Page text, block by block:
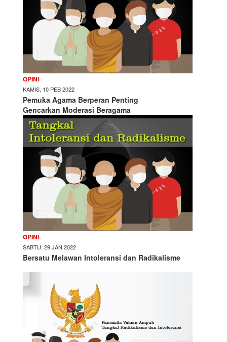
OPINI
KAMIS, 10 PEB 2022
Pemuka Agama Berperan Penting
Gencarkan Moderasi Beragama
OPINI
SABTU, 29 JAN 2022
Bersatu Melawan Intoleransi dan Radikalisme